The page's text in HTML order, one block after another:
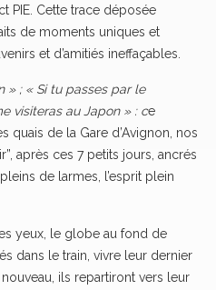
PIE. Cette trace déposée
de moments uniques et
et d’amitiés ineffaçables.
» ; « Si tu passes par le
visiteras au Japon » : ce
quais de la Gare d’Avignon, nos
après ces 7 petits jours, ancrés
de larmes, l’esprit plein
yeux, le globe au fond de
dans le train, vivre leur dernier
ils repartiront vers leur